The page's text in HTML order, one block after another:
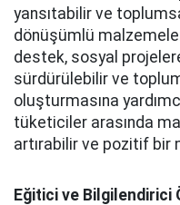
yansıtabilir ve
dönüşümlü
destek, sosyal
sürdürülebilir ve
oluşturmasına
tüketiciler arasında
artırabilir ve pozitif bir
Eğitici ve Bilgilendirici